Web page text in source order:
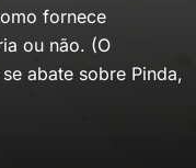
fornece
ou não. (O
abate sobre Pinda,